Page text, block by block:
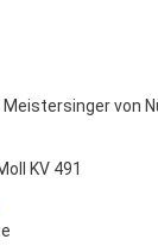
Meistersinger von
KV 491